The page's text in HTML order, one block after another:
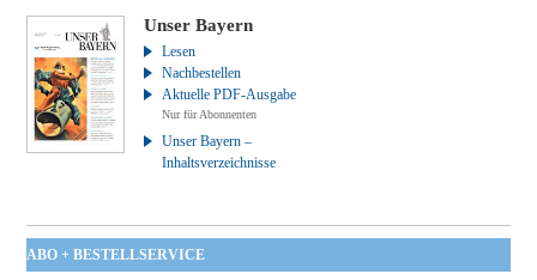
Unser Bayern
Lesen
Nachbestellen
Aktuelle PDF-Ausgabe
Nur für Abonnenten
Unser Bayern –
Inhaltsverzeichnisse
ABO + BESTELLSERVICE